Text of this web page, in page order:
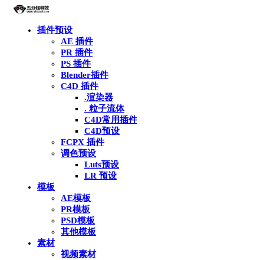
插件预设
AE 插件
PR 插件
PS 插件
Blender插件
C4D 插件
.渲染器
. 粒子流体
C4D常用插件
C4D预设
FCPX 插件
调色预设
Luts预设
LR 预设
模板
AE模板
PR模板
PSD模板
其他模板
素材
视频素材